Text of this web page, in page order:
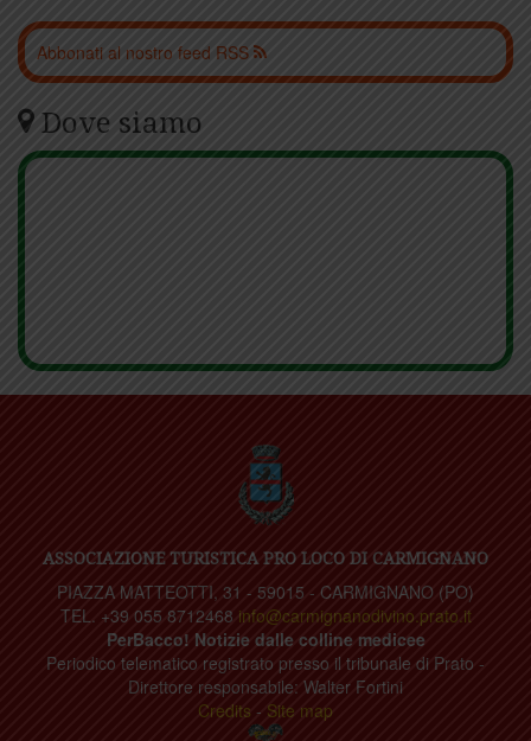
Abbonati al nostro feed RSS
Dove siamo
ASSOCIAZIONE TURISTICA PRO LOCO DI CARMIGNANO
PIAZZA MATTEOTTI, 31 - 59015 - CARMIGNANO (PO)
TEL. +39 055 8712468 info@carmignanodivino.prato.it
PerBacco! Notizie dalle colline medicee
Periodico telematico registrato presso il tribunale di Prato -
Direttore responsabile: Walter Fortini
Credits - Site map